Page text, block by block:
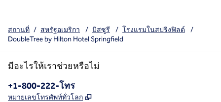
สถานที่ / สหรัฐอเมริกา / มิสซูรี / โรงแรมในสปริงฟิลด์
/
DoubleTree by Hilton Hotel Springfield
มีอะไรให้เราช่วยหรือไม่
โทรศัพท์:
+1-800-222-โทร
หมายเลขโทรศัพท์ทั่วโลก ,